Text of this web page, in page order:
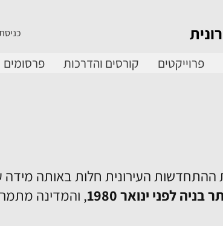
פרוייקטים קורסים והדרכות פרסומים
ההתחדשות העירונית חלות באותה
לפני ינואר 1980
, והמדינה